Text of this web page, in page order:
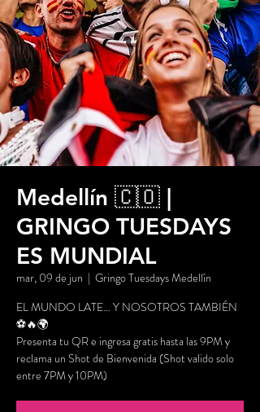
Medellín 🇨🇴 |
GRINGO TUESDAYS
ES MUNDIAL
mar, 09 de jun
  |
Gringo Tuesdays Medellín
EL MUNDO LATE… Y NOSOTROS TAMBIÉN
⚽🔥🌍
Presenta tu QR e ingresa gratis hasta las 9PM y
reclama un Shot de Bienvenida (Shot valido solo
entre 7PM y 10PM)